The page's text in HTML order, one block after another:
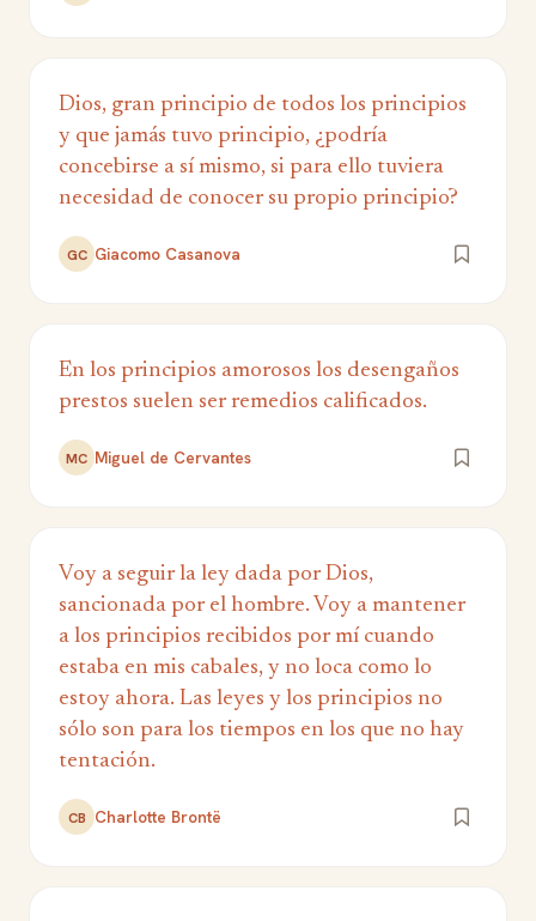
Dios, gran principio de todos los principios
y que jamás tuvo principio, ¿podría
concebirse a sí mismo, si para ello tuviera
necesidad de conocer su propio principio?
GC Giacomo Casanova
En los principios amorosos los desengaños
prestos suelen ser remedios calificados.
MC Miguel de Cervantes
Voy a seguir la ley dada por Dios,
sancionada por el hombre. Voy a mantener
a los principios recibidos por mí cuando
estaba en mis cabales, y no loca como lo
estoy ahora. Las leyes y los principios no
sólo son para los tiempos en los que no hay
tentación.
CB Charlotte Brontë